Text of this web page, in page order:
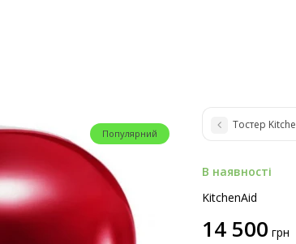
Популярний
Тостер
В наявності
KitchenAid
14 500 грн